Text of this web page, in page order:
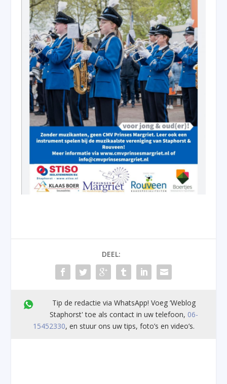
DEEL:
Tip de redactie via WhatsApp! Voeg ’Weblog
Staphorst' toe als contact in uw telefoon, 06-
15452330, en stuur ons uw tips, foto’s en video’s.